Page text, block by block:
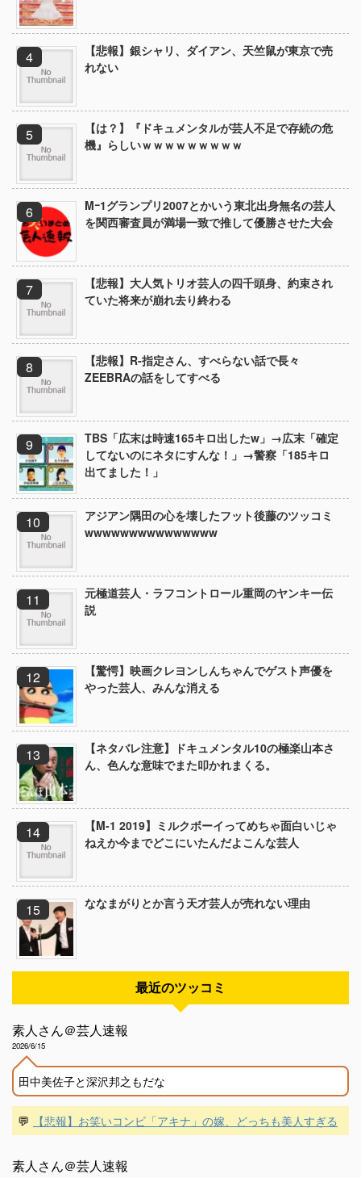
【悲報】銀シャリ、ダイアン、天竺鼠が東京で売
れない
【は？】『ドキュメンタルが芸人不足で存続の危
機』らしいｗｗｗｗｗｗｗｗｗ
Mｰ1グランプリ2007とかいう東北出身無名の芸人
を関西審査員が満場一致で推して優勝させた大会
【悲報】大人気トリオ芸人の四千頭身、約束され
ていた将来が崩れ去り終わる
【悲報】R-指定さん、すべらない話で長々
ZEEBRAの話をしてすべる
TBS「広末は時速165キロ出したw」→広末「確定
してないのにネタにすんな！」→警察「185キロ
出てました！」
アジアン隅田の心を壊したフット後藤のツッコミ
wwwwwwwwwwwwwww
元極道芸人・ラフコントロール重岡のヤンキー伝
説
【驚愕】映画クレヨンしんちゃんでゲスト声優を
やった芸人、みんな消える
【ネタバレ注意】ドキュメンタル10の極楽山本さ
ん、色んな意味でまた叩かれまくる。
【M-1 2019】ミルクボーイってめちゃ面白いじゃ
ねえか今までどこにいたんだよこんな芸人
ななまがりとか言う天才芸人が売れない理由
最近のツッコミ
素人さん＠芸人速報
2026/6/15
田中美佐子と深沢邦之もだな
💬 【悲報】お笑いコンビ「アキナ」の嫁、どっちも美人すぎる
素人さん＠芸人速報